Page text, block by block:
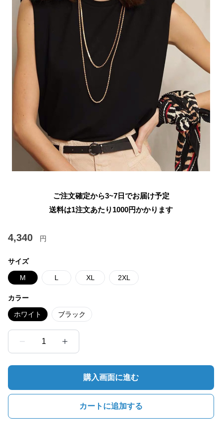
ご注文確定から3~7日でお届け予定
送料は1注文あたり 1000円かかります
4,340 円
サイズ
M L XL 2XL
カラー
ホワイト ブラック
1
購入画面に進む
カートに追加する